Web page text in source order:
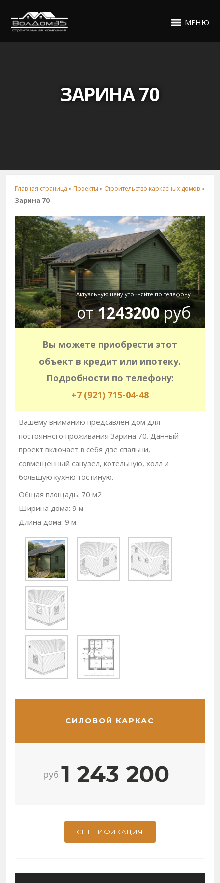
МЕНЮ
ЗАРИНА 70
Главная страница » Проекты » Строительство каркасных домов»
Зарина 70
Актуальную цену уточняйте по телефону
от1243200руб
Вы можете приобрести этот
объект в кредит или ипотеку.
Подробности по телефону:
+7 (921) 715-04-48
Вашему вниманию предсавлен дом для
постоянного проживания Зарина 70. Данный
проект включает в себя две спальни,
совмещенный санузел, котельную, холл и
большую кухню-гостиную.
Общая площадь: 70 м2
Ширина дома: 9 м
Длина дома: 9 м
СИЛОВОЙ КАРКАС
руб 1 243 200
СПЕЦИФИКАЦИЯ